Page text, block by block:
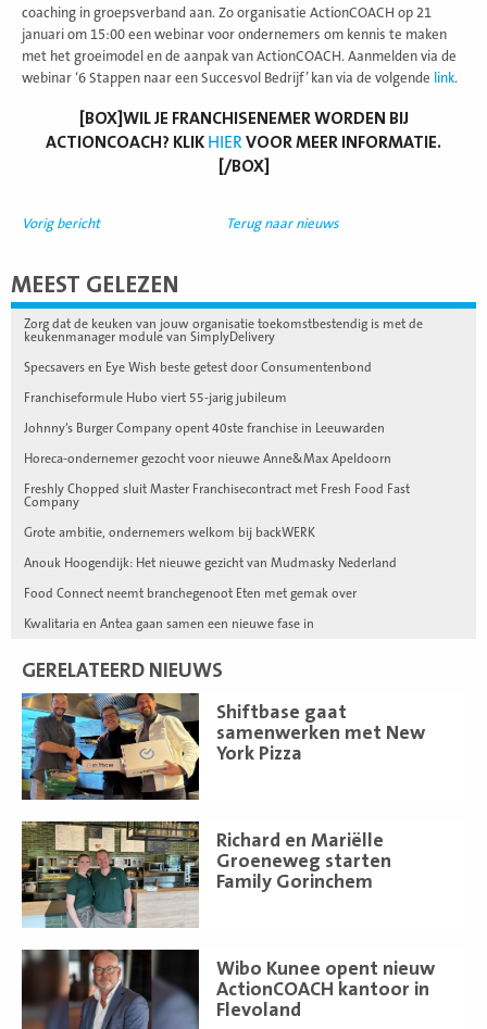
coaching in groepsverband aan. Zo organisatie ActionCOACH op 21
januari om 15:00 een webinar voor ondernemers om kennis te maken
met het groeimodel en de aanpak van ActionCOACH. Aanmelden via de
webinar ‘6 Stappen naar een Succesvol Bedrijf’ kan via de volgende link.
[BOX]WIL JE FRANCHISENEMER WORDEN BIJ
ACTIONCOACH? KLIK HIERVOOR MEER INFORMATIE.
[/BOX]
Vorig bericht Terug naar nieuws
MEEST GELEZEN
Zorg dat de keuken van jouw organisatie toekomstbestendig is met de
keukenmanager module van SimplyDelivery
Specsavers en Eye Wish beste getest door Consumentenbond
Franchiseformule Hubo viert 55-jarig jubileum
Johnny’s Burger Company opent 40ste franchise in Leeuwarden
Horeca-ondernemer gezocht voor nieuwe Anne&Max Apeldoorn
Freshly Chopped sluit Master Franchisecontract met Fresh Food Fast
Company
Grote ambitie, ondernemers welkom bij backWERK
Anouk Hoogendijk: Het nieuwe gezicht van Mudmasky Nederland
Food Connect neemt branchegenoot Eten met gemak over
Kwalitaria en Antea gaan samen een nieuwe fase in
GERELATEERD NIEUWS
Shiftbase gaat
samenwerken met New
York Pizza
Lees
meer
Richard en Mariëlle
Groeneweg starten
Family Gorinchem
Lees
meer
Wibo Kunee opent nieuw
ActionCOACH kantoor in
Flevoland
Lees